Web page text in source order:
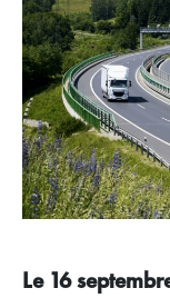
Le 16